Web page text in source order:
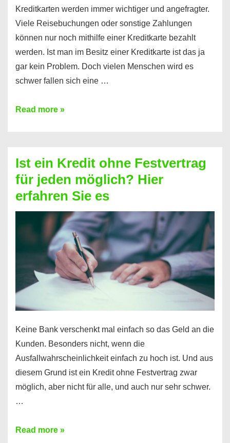
Kreditkarten werden immer wichtiger und angefragter.
Viele Reisebuchungen oder sonstige Zahlungen
können nur noch mithilfe einer Kreditkarte bezahlt
werden. Ist man im Besitz einer Kreditkarte ist das ja
gar kein Problem. Doch vielen Menschen wird es
schwer fallen sich eine …
Kreditkarte
Prepaid
ist
nicht
nur
für
Handy
möglich!
Read more »
Ist ein Kredit ohne Festvertrag
für jeden möglich? Hier
erfahren Sie es
Keine Bank verschenkt mal einfach so das Geld an die
Kunden. Besonders nicht, wenn die
Ausfallwahrscheinlichkeit einfach zu hoch ist. Und aus
diesem Grund ist ein Kredit ohne Festvertrag zwar
möglich, aber nicht für alle, und auch nur sehr schwer.
…
Ist
Read more »